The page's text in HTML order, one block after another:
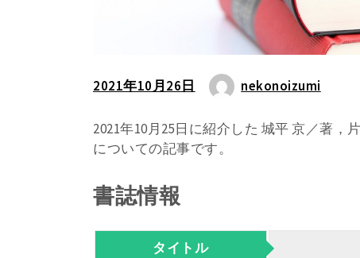
2021年10月26日 nekonoizumi
2021年10月25日に紹介した 城平 京／著
についての記事です。
書誌情報
タイトル